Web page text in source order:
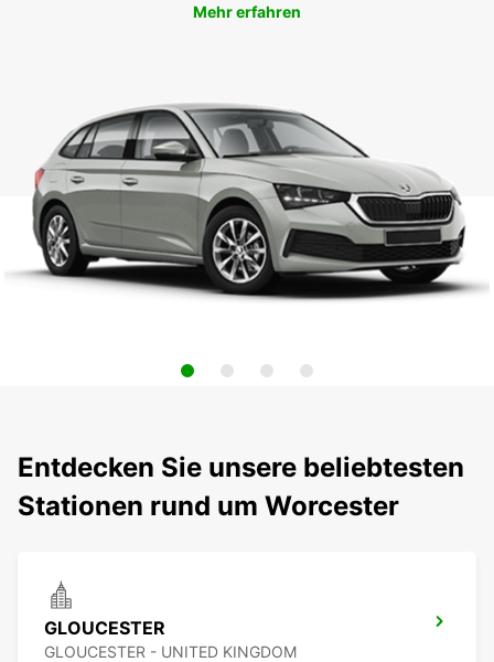
Mehr erfahren
Entdecken Sie unsere beliebtesten
Stationen rund um Worcester
GLOUCESTER
GLOUCESTER - UNITED KINGDOM